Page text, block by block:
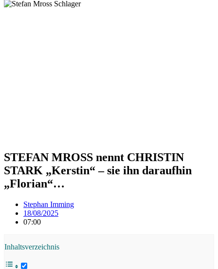
STEFAN MROSS nennt CHRISTIN
STARK „Kerstin“ – sie ihn daraufhin
„Florian“…
Stephan Imming
18/08/2025
07:00
Inhaltsverzeichnis